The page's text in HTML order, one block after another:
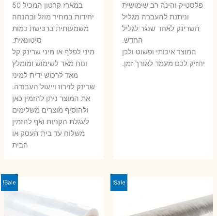
פלסטיק והינה רב שימושית
וניתנת להעברה מגליל
השרינק לאחר שנגר לגליל
החדש.
המוצר איכותי ופשוט ולכן
יחזיק לכם מעמד לאורך זמן.
במארז קרטון המכיל 50
יחידות במחיר מוזל ובהנחה
משמעותית ברכישת כמות
סיטונאית.
מיני לפלף או מיני שרינק קל
ונוח מאד לשימוש ומומלץ
מאד לרכוש ידית למיני
שרינק לזירוז וייעול העבודה.
את המוצר ניתן להזמין כאן
ולהוסיף מוצרים משלימים
לעגלת הקניות ואף להזמין
משלוח עד בית העסק או
הבית
Sale!
Sale!